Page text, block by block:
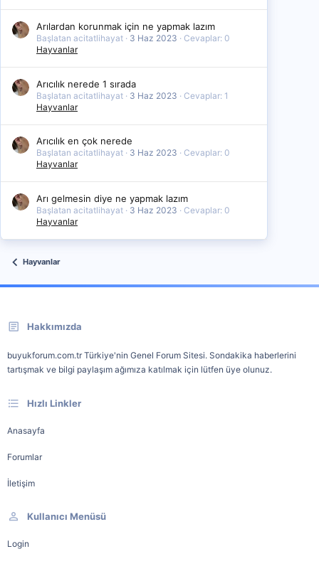
Arılardan korunmak için ne yapmak lazım
Başlatan acitatlihayat 3 Haz 2023
Cevaplar: 0
Hayvanlar
Arıcılık nerede 1 sırada
Başlatan acitatlihayat 3 Haz 2023
Cevaplar: 1
Hayvanlar
Arıcılık en çok nerede
Başlatan acitatlihayat 3 Haz 2023
Cevaplar: 0
Hayvanlar
Arı gelmesin diye ne yapmak lazım
Başlatan acitatlihayat 3 Haz 2023
Cevaplar: 0
Hayvanlar
Hayvanlar
Hakkımızda
buyukforum.com.tr Türkiye'nin Genel Forum Sitesi. Sondakika haberlerini
tartışmak ve bilgi paylaşım ağımıza katılmak için lütfen üye olunuz.
Hızlı Linkler
Anasayfa
Forumlar
İletişim
Kullanıcı Menüsü
Login